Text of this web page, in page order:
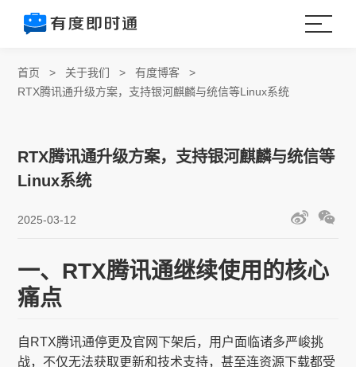
首页 > 关于我们 >有度博客 >
RTX腾讯通升级方案，支持银河麒麟与统信等Linux系统
RTX腾讯通升级方案，支持银河麒麟与统信等
Linux系统
2025-03-12
一、RTX腾讯通继续使用的核心
痛点
自RTX腾讯通停更及官网下架后，用户面临诸多严峻挑
战，不仅无法获取更新和技术支持，甚至连资源下载都受